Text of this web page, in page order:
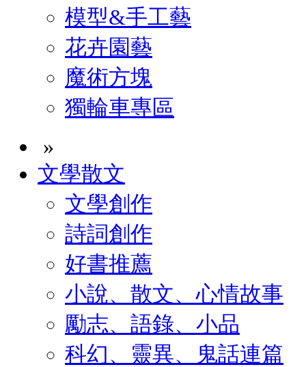
模型&手工藝
花卉園藝
魔術方塊
獨輪車專區
»
文學散文
文學創作
詩詞創作
好書推薦
小說、散文、心情故事
勵志、語錄、小品
科幻、靈異、鬼話連篇